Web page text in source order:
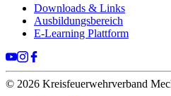
Downloads & Links
Ausbildungsbereich
E-Learning Plattform
© 2026 Kreisfeuerwehrverband